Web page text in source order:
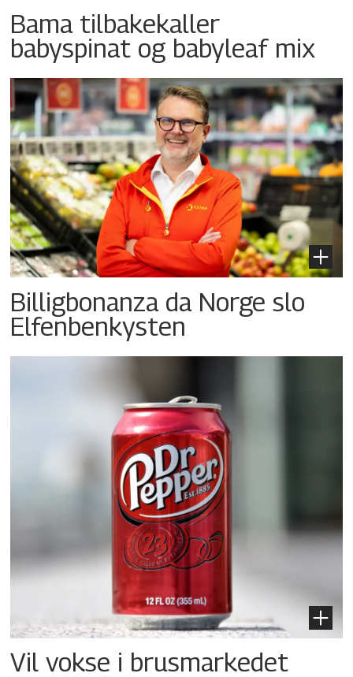
Bama tilbakekaller
babyspinat og babyleaf mix
Billigbonanza da Norge slo
Elfenbenkysten
Vil vokse i brusmarkedet